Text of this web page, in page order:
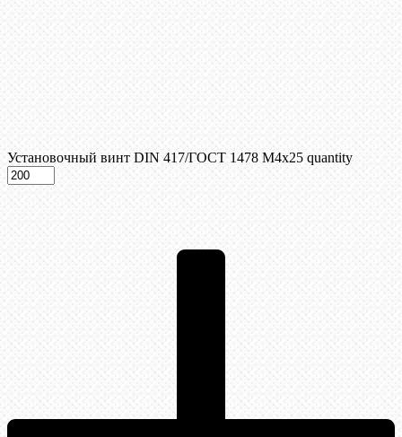
Установочный винт DIN 417/ГОСТ 1478 М4х25 quantity